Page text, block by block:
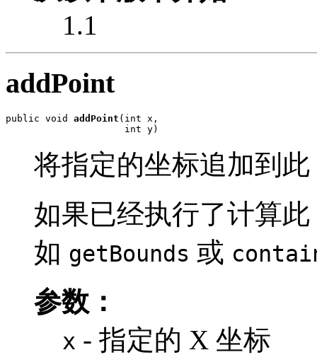
1.1
addPoint
public void addPoint (int x,
                     int y)
将指定的坐标追加到此
如果已经执行了计算此
如 getBounds 或
参数：
x - 指定的 X 坐标